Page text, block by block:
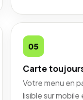
05
Carte
Votre menu en
lisible sur mobile